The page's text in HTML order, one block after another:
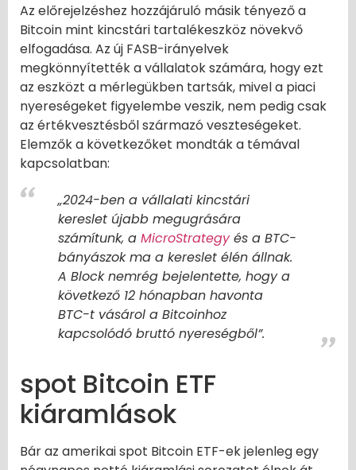
Az előrejelzéshez hozzájáruló másik tényező a
Bitcoin mint kincstári tartalékeszköz növekvő
elfogadása. Az új FASB-irányelvek
megkönnyítették a vállalatok számára, hogy ezt
az eszközt a mérlegükben tartsák, mivel a piaci
nyereségeket figyelembe veszik, nem pedig csak
az értékvesztésből származó veszteségeket.
Elemzők a következőket mondták a témával
kapcsolatban:
„2024-ben a vállalati kincstári
kereslet újabb megugrására
számítunk, a MicroStrategyés a BTC-
bányászok ma a kereslet élén állnak.
A Block nemrég bejelentette, hogy a
következő 12 hónapban havonta
BTC-t vásárol a Bitcoinhoz
kapcsolódó bruttó nyereségből”.
spot Bitcoin ETF
kiáramlások
Bár az amerikai spot Bitcoin ETF-ek jelenleg egy